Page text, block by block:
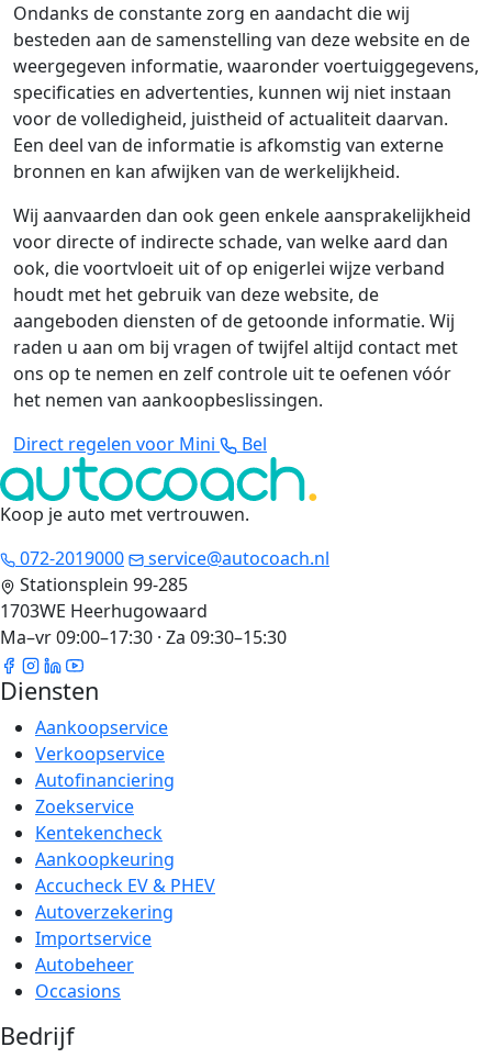
Ondanks de constante zorg en aandacht die wij
besteden aan de samenstelling van deze website en de
weergegeven informatie, waaronder voertuiggegevens,
specificaties en advertenties, kunnen wij niet instaan
voor de volledigheid, juistheid of actualiteit daarvan.
Een deel van de informatie is afkomstig van externe
bronnen en kan afwijken van de werkelijkheid.
Wij aanvaarden dan ook geen enkele aansprakelijkheid
voor directe of indirecte schade, van welke aard dan
ook, die voortvloeit uit of op enigerlei wijze verband
houdt met het gebruik van deze website, de
aangeboden diensten of de getoonde informatie. Wij
raden u aan om bij vragen of twijfel altijd contact met
ons op te nemen en zelf controle uit te oefenen vóór
het nemen van aankoopbeslissingen.
Direct regelen voor Mini
Bel
Koop je auto met vertrouwen.
072-2019000
service@autocoach.nl
Stationsplein 99-285
1703WE Heerhugowaard
Ma–vr 09:00–17:30 · Za 09:30–15:30
Diensten
Aankoopservice
Verkoopservice
Autofinanciering
Zoekservice
Kentekencheck
Aankoopkeuring
Accucheck EV & PHEV
Autoverzekering
Importservice
Autobeheer
Occasions
Bedrijf